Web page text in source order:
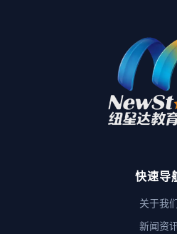
快速导
关于我
新闻资讯